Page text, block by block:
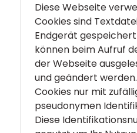
Diese Webseite
Cookies sind
Endgerät
können beim Aufruf
der Webseite
und geändert
Cookies nur mit
pseudonymen
Diese